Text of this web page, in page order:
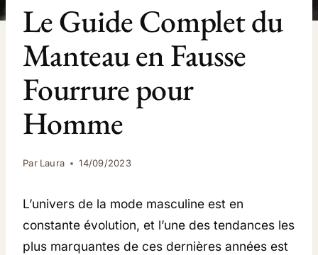
Le Guide Complet du
Manteau en Fausse
Fourrure pour
Homme
Par Laura 14/09/2023
L’univers de la mode masculine est en
constante évolution, et l’une des tendances les
plus marquantes de ces dernières années est